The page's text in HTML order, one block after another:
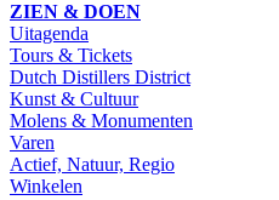
ZIEN & DOEN
Uitagenda
Tours & Tickets
Dutch Distillers District
Kunst & Cultuur
Molens & Monumenten
Varen
Actief, Natuur, Regio
Winkelen